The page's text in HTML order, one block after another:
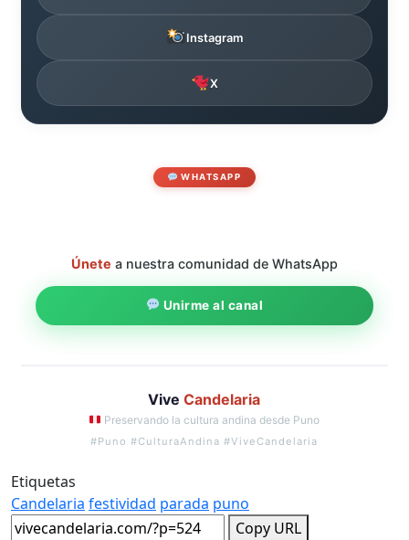
Instagram
X
WHATSAPP
Únete a nuestra comunidad de WhatsApp
Unirme al canal
ViveCandelaria
Preservando la cultura andina desde Puno
#Puno #CulturaAndina #ViveCandelaria
Etiquetas
Candelaria festividad parada puno
Copy URL